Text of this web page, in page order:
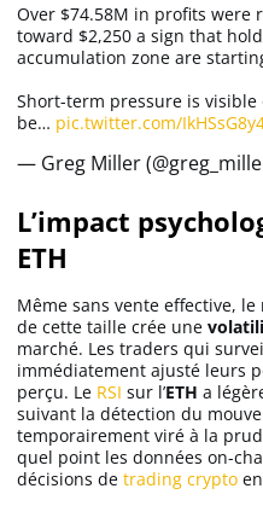
Over $74.58M in profits were
toward $2,250 a sign that
accumulation zone are
Short-term pressure is
be… pic.twitter.com/
— Greg Miller
L’impact
ETH
Même sans vente effective,
de cette taille crée une
marché. Les traders qui
immédiatement ajusté leurs
perçu. Le RSI sur l’ETH a
suivant la détection du
temporairement viré à la
quel point les données on-
décisions de trading crypto